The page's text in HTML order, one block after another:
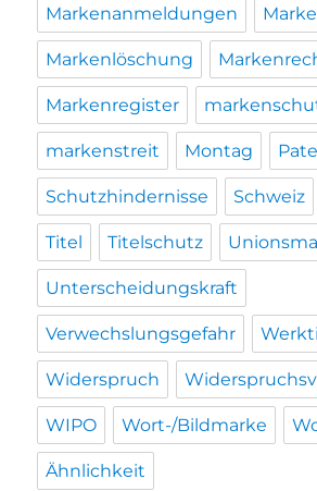
Markenanmeldungen
Markenlöschung
Markenregister
markenstreit Montag
Schutzhindernisse Schweiz
Titel Titelschutz
Unterscheidungskraft
Verwechslungsgefahr
Widerspruch
WIPO Wort-/Bildmarke
Ähnlichkeit